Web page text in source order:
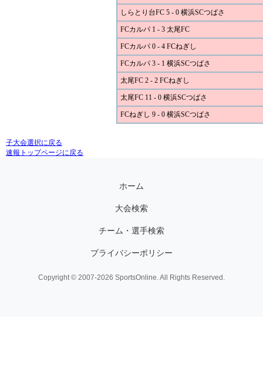
しらとり台FC 5 - 0 横浜SCつばさ
FCカルパ 1 - 3 太尾FC
FCカルパ 0 - 4 FCねぎし
FCカルパ 3 - 1 横浜SCつばさ
太尾FC 2 - 2 FCねぎし
太尾FC 11 - 0 横浜SCつばさ
FCねぎし 9 - 0 横浜SCつばさ
子大会選択に戻る
速報トップページに戻る
ホーム
大会検索
チーム・選手検索
プライバシーポリシー
Copyright © 2007-2026 SportsOnline. All Rights Reserved.